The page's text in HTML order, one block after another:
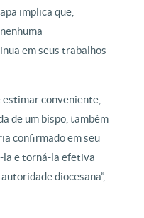
implica que,
em seus trabalhos
estimar conveniente,
de um bispo, também
confirmado em seu
la e torná-la efetiva
diocesana”,